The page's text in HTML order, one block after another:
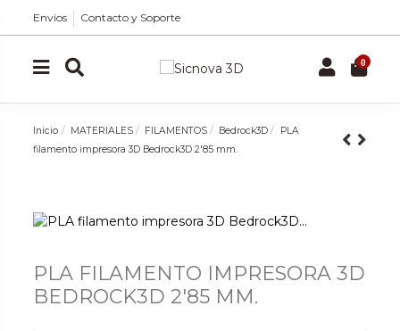
Envíos Contacto y Soporte
0
Inicio MATERIALES FILAMENTOS Bedrock3D
PLA
filamento impresora 3D Bedrock3D 2'85 mm.
PLA FILAMENTO IMPRESORA 3D
BEDROCK3D 2'85 MM.